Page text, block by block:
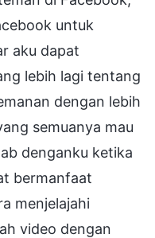
untuk
aku dapat
lebih lagi tentang
dengan lebih
semuanya mau
denganku ketika
bermanfaat
menjelajahi
video dengan